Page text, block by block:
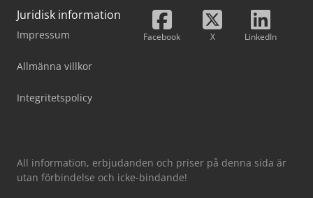
Juridisk information
Impressum
Allmänna villkor
Integritetspolicy
Facebook X LinkedIn
All information, erbjudanden och priser på denna sida är
utan förbindelse och icke-bindande!